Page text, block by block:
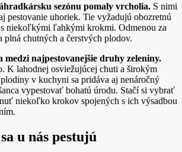
sezónu pomaly vrcholia. S nimi
pestovanie uhoriek. Tie vyžadujú obozretnú
niekoľkými ľahkými krokmi. Odmenou za
plná chutných a čerstvých plodov.
najpestovanejšie druhy zeleniny.
K lahodnej osviežujúcej chuti a širokým
v kuchyni sa pridáva aj nenáročný
vypestovať bohatú úrodu. Stačí si vybrať
niekoľko krokov spojených s ich výsadbou
u nás pestujú